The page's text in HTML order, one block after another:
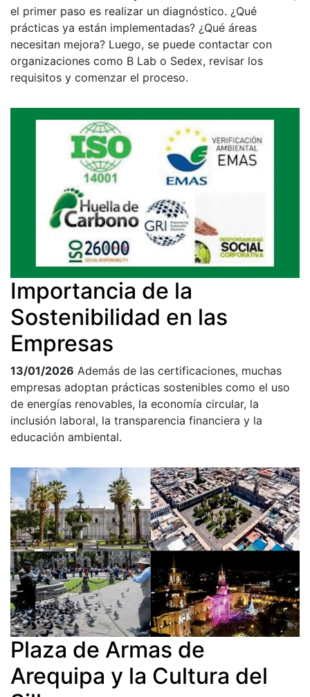
el primer paso es realizar un diagnóstico. ¿Qué
prácticas ya están implementadas? ¿Qué áreas
necesitan mejora? Luego, se puede contactar con
organizaciones como B Lab o Sedex, revisar los
requisitos y comenzar el proceso.
Importancia de la
Sostenibilidad en las
Empresas
13/01/2026 Además de las certificaciones, muchas
empresas adoptan prácticas sostenibles como el uso
de energías renovables, la economía circular, la
inclusión laboral, la transparencia financiera y la
educación ambiental.
Plaza de Armas de
Arequipa y la Cultura del